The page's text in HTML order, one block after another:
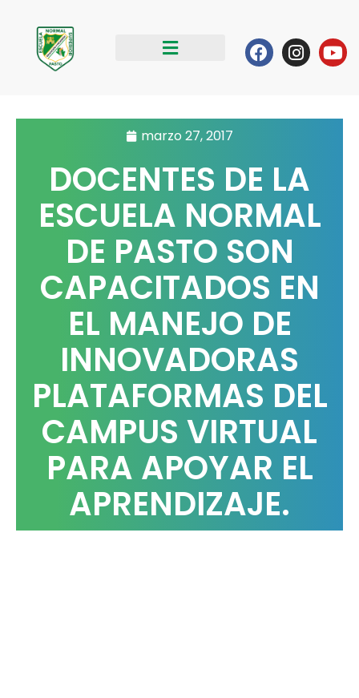
contenido
Facebook
marzo 27, 2017
DOCENTES DE LA
ESCUELA NORMAL
DE PASTO SON
CAPACITADOS EN
EL MANEJO DE
INNOVADORAS
PLATAFORMAS DEL
CAMPUS VIRTUAL
PARA APOYAR EL
APRENDIZAJE.